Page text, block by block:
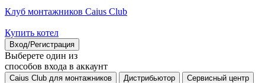
Клуб монтажников Caius Club
Купить котел
Вход/Регистрация
Выберете один из
способов входа в аккаунт
Caius Club для монтажников Дистрибьютор Сервисный центр